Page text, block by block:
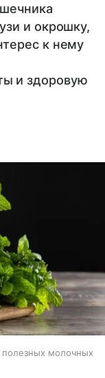
и окрошку,
к нему
и здоровую
полезных молочных